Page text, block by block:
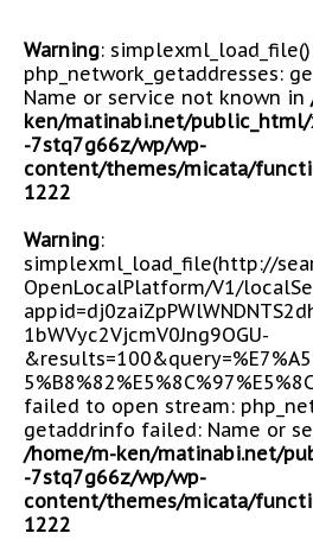
Warning:
php_network_getaddresses:
Name or service not known in
ken/matinabi.net/
-7stq7g66z/wp/wp-
content/themes/micata/
1222
Warning:
simplexml_load_file(http://
OpenLocalPlatform/V1/
1bWVyc2VjcmV0Jng9OGU-
failed to open stream:
getaddrinfo failed: Name or
/home/m-ken/matinabi.net/
-7stq7g66z/wp/wp-
content/themes/micata/
1222